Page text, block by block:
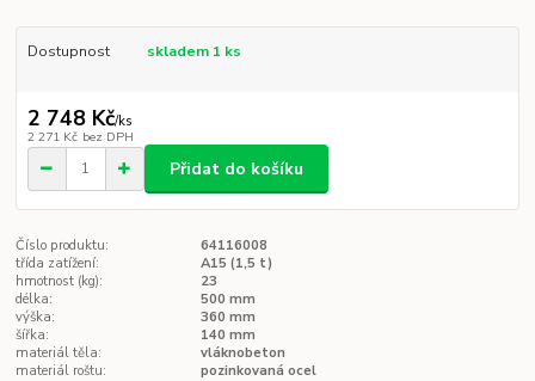
Dostupnost skladem 1 ks
2 748 Kč/ks
2 271 Kč bez DPH
Přidat do košíku
Číslo produktu:
64116008
třída zatížení:
A15 (1,5 t)
hmotnost (kg):
23
délka:
500 mm
výška:
360 mm
šířka:
140 mm
materiál těla:
vláknobeton
materiál roštu:
pozinkovaná ocel